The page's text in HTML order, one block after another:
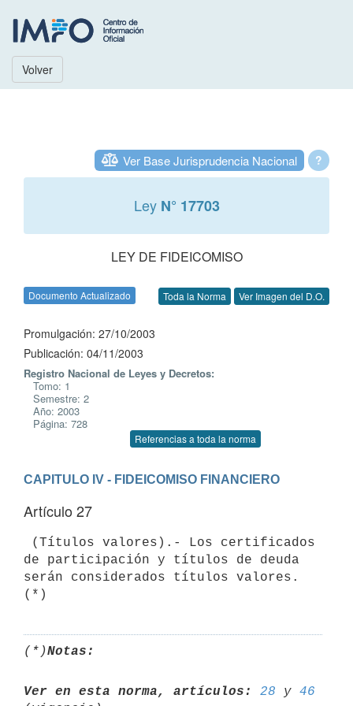
Volver
?
Ver Base Jurisprudencia Nacional
Ley N° 17703
LEY DE FIDEICOMISO
Documento Actualizado Toda la Norma Ver Imagen del D.O.
Promulgación: 27/10/2003
Publicación: 04/11/2003
Registro Nacional de Leyes y Decretos:
Tomo: 1
Semestre: 2
Año: 2003
Página: 728
Referencias a toda la norma
CAPITULO IV - FIDEICOMISO FINANCIERO
Artículo 27
de participación y títulos de deuda
serán considerados títulos valores.
(*)Notas:
Ver en esta norma, artículos: 28 y 46